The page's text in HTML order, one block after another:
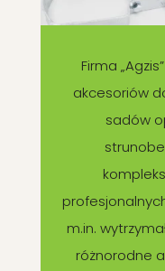
Firma
akcesoriów
sadów
m.in.
różnorodne